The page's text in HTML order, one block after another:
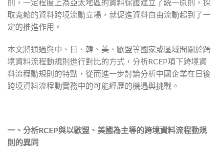
則，一定程度上為亞太地區的資料保護建立了統一原則，採
取寬鬆的資料跨境流動立場，就促進資料自由流動起到了一
定的推進作用。
本文將通過與中、日、韓、美、歐盟等國家或區域間關於跨
境資料流程動規則進行對比的方式，分析RCEP項下跨境資
料流程動規則的特點，從而進一步討論分析中國企業在日後
跨境資料流程動實務中的可能經歷的機遇與挑戰。
一、分析RCEP與以歐盟、美國為主導的跨境資料流程動規
則的異同